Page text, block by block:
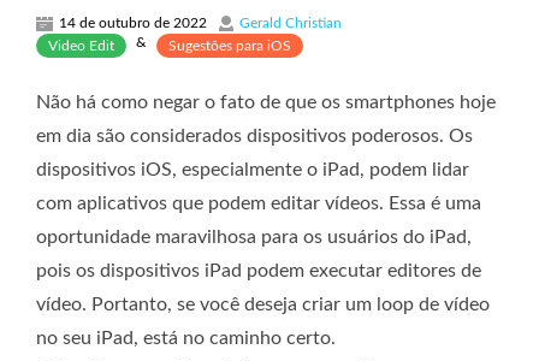
14 de outubro de 2022
Gerald Christian
Video Edit
& Sugestões para iOS
Não há como negar o fato de que os smartphones hoje
em dia são considerados dispositivos poderosos. Os
dispositivos iOS, especialmente o iPad, podem lidar
com aplicativos que podem editar vídeos. Essa é uma
oportunidade maravilhosa para os usuários do iPad,
pois os dispositivos iPad podem executar editores de
vídeo. Portanto, se você deseja criar um loop de vídeo
no seu iPad, está no caminho certo.